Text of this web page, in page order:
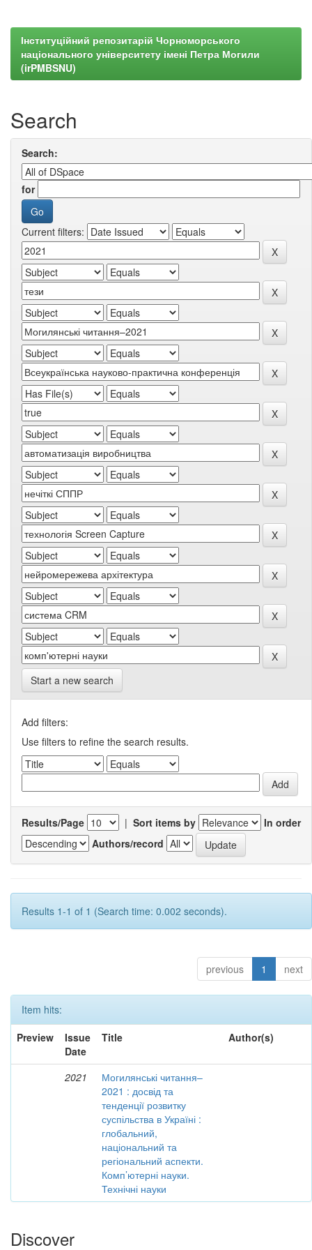
Інституційний репозитарій Чорноморського
національного університету імені Петра Могили
(irPMBSNU)
Search
Search:
for
Current filters:
Start a new search
Add filters:
Use filters to refine the search results.
Results/Page | Sort items by
In order
Authors/record
Results 1-1 of 1 (Search time: 0.002 seconds).
previous 1 next
Item hits:
Preview
Issue
Date
Title Author(s)
2021
Могилянські читання–
2021 : досвід та
тенденції розвитку
суспільства в Україні :
глобальний,
національний та
регіональний аспекти.
Комп’ютерні науки.
Технічні науки
Discover